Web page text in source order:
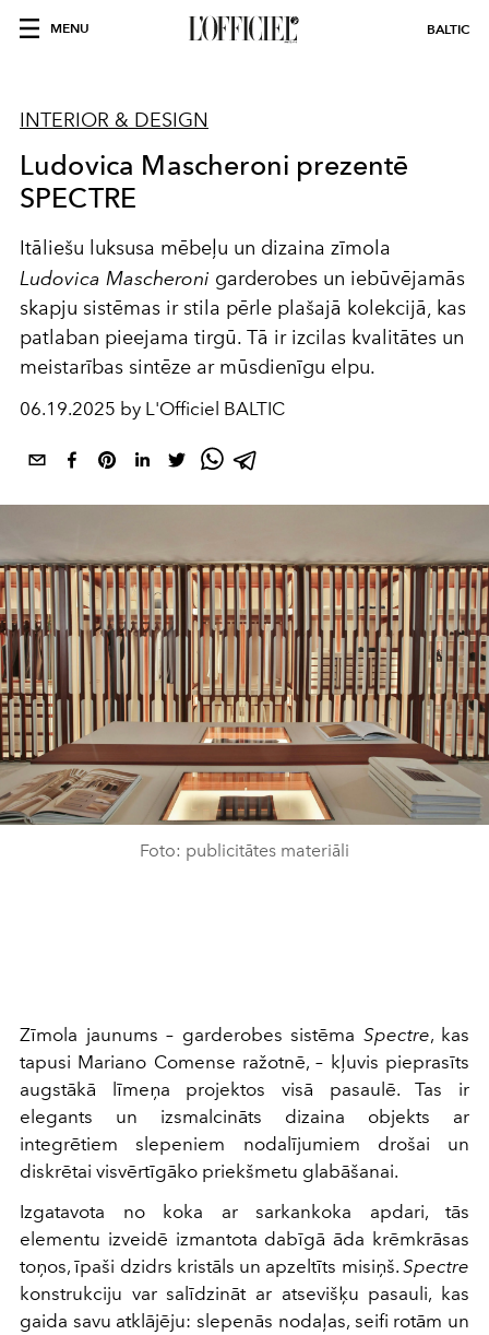
MENU BALTIC
INTERIOR & DESIGN
Ludovica Mascheroni prezentē
SPECTRE
Itāliešu luksusa mēbeļu un dizaina zīmola
Ludovica Mascheroni garderobes un iebūvējamās
skapju sistēmas ir stila pērle plašajā kolekcijā, kas
patlaban pieejama tirgū. Tā ir izcilas kvalitātes un
meistarības sintēze ar mūsdienīgu elpu.
06.19.2025 by L'Officiel BALTIC
Foto: publicitātes materiāli
Zīmola jaunums – garderobes sistēma Spectre, kas
tapusi Mariano Comense ražotnē, – kļuvis pieprasīts
augstākā līmeņa projektos visā pasaulē. Tas ir
elegants un izsmalcināts dizaina objekts ar
integrētiem slepeniem nodalījumiem drošai un
diskrētai visvērtīgāko priekšmetu glabāšanai.
Izgatavota no koka ar sarkankoka apdari, tās
elementu izveidē izmantota dabīgā āda krēmkrāsas
toņos, īpaši dzidrs kristāls un apzeltīts misiņš. Spectre
konstrukciju var salīdzināt ar atsevišķu pasauli, kas
gaida savu atklājēju: slepenās nodaļas, seifi rotām un